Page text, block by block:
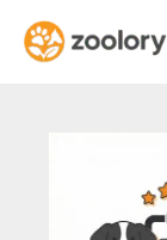
Inhalt
springen